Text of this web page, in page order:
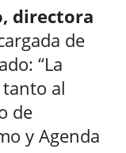
directora
de
“La
al
de
y Agenda